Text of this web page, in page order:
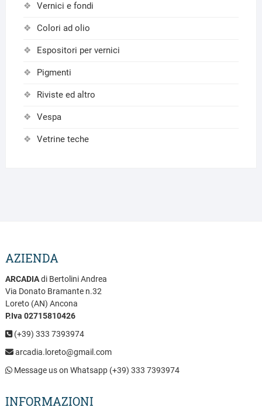
Vernici e fondi
Colori ad olio
Espositori per vernici
Pigmenti
Riviste ed altro
Vespa
Vetrine teche
AZIENDA
ARCADIAdi Bertolini Andrea
Via Donato Bramante n.32
Loreto (AN) Ancona
P.Iva 02715810426
(+39) 333 7393974
arcadia.loreto@gmail.com
Message us on Whatsapp (+39) 333 7393974
INFORMAZIONI